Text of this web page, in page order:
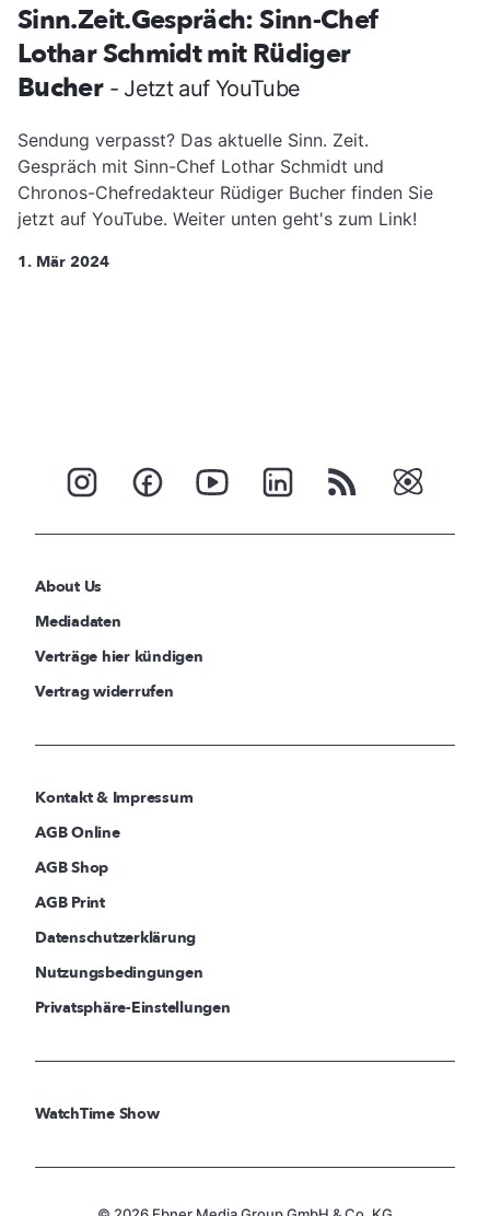
Sinn.Zeit.Gespräch: Sinn-Chef
Lothar Schmidt mit Rüdiger
Bucher - Jetzt auf YouTube
Sendung verpasst? Das aktuelle Sinn. Zeit.
Gespräch mit Sinn-Chef Lothar Schmidt und
Chronos-Chefredakteur Rüdiger Bucher finden Sie
jetzt auf YouTube. Weiter unten geht's zum Link!
1. Mär 2024
About Us
Mediadaten
Verträge hier kündigen
Vertrag widerrufen
Kontakt & Impressum
AGB Online
AGB Shop
AGB Print
Datenschutzerklärung
Nutzungsbedingungen
Privatsphäre-Einstellungen
WatchTime Show